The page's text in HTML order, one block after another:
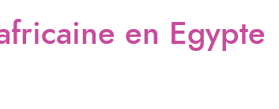
en Egypte